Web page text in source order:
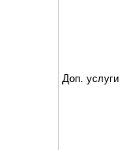
Доп. услуги